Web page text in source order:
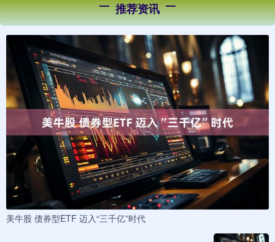
推荐资讯
美牛股 债券型ETF 迈入“三千亿”时代